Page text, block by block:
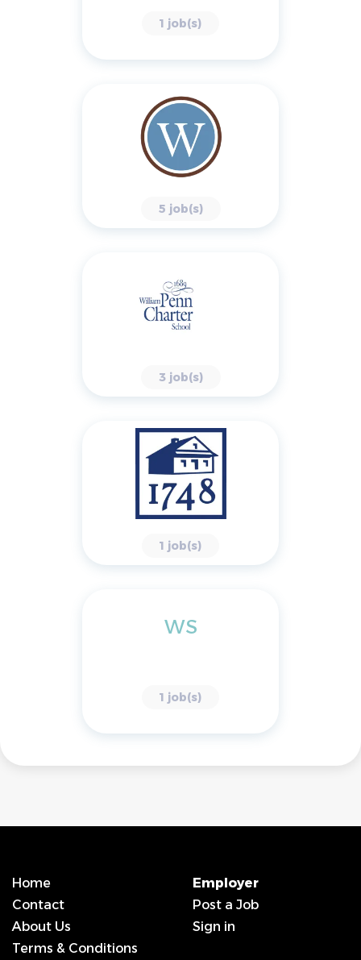
1 job(s)
5 job(s)
3 job(s)
1 job(s)
WS
1 job(s)
Home
Contact
About Us
Terms & Conditions
Employer
Post a Job
Sign in